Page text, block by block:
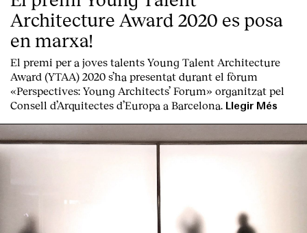
Architecture Award 2020 es posa
en marxa!
El premi per a joves talents Young Talent Architecture
Award (YTAA) 2020 s’ha presentat durant el fòrum
«Perspectives: Young Architects’ Forum» organitzat pel
Consell d’Arquitectes d’Europa a Barcelona. Llegir Més